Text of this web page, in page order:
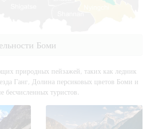
Боми
природных пейзажей, таких как ледник
Ганг, Долина персиковых цветов Боми и
бесчисленных туристов.